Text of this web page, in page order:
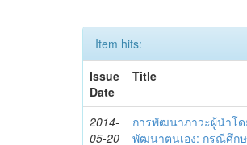
Item hits:
Issue
Date
Title
2014-
05-20
การพัฒนาภาวะผู้นำโ
พัฒนาตนเอง: กรณีศึกษ